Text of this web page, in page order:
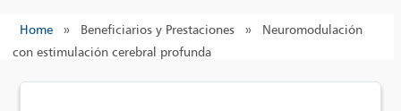
Home » Beneficiarios y Prestaciones »
Neuromodulación
con estimulación cerebral profunda